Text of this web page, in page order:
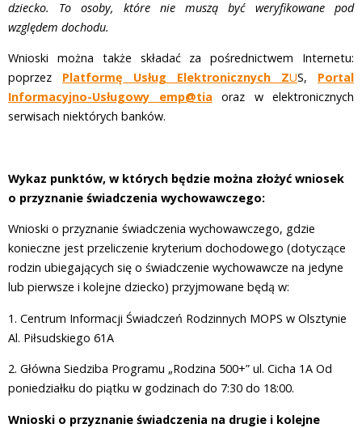
dziecko. To osoby, które nie muszą być weryfikowane pod
względem dochodu.
Wnioski można także składać za pośrednictwem Internetu:
poprzez Platformę Usług Elektronicznych ZUS, Portal
Informacyjno-Usługowy emp@tia oraz w elektronicznych
serwisach niektórych banków.
Wykaz punktów, w których będzie można złożyć wniosek
o przyznanie świadczenia wychowawczego:
Wnioski o przyznanie świadczenia wychowawczego, gdzie
konieczne jest przeliczenie kryterium dochodowego (dotyczące
rodzin ubiegających się o świadczenie wychowawcze na jedyne
lub pierwsze i kolejne dziecko) przyjmowane będą w:
1. Centrum Informacji Świadczeń Rodzinnych MOPS w Olsztynie
Al. Piłsudskiego 61A
2. Główna Siedziba Programu „Rodzina 500+” ul. Cicha 1A Od
poniedziałku do piątku w godzinach do 7:30 do 18:00.
Wnioski o przyznanie świadczenia na drugie i kolejne